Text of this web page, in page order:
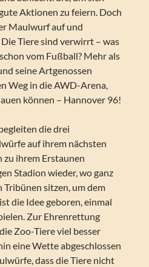
Aktionen zu feiern. Doch
Maulwurf auf und
Tiere sind verwirrt – was
vom Fußball? Mehr als
seine Artgenossen
Weg in die AWD-Arena,
können – Hannover 96!
die drei
auf ihrem nächsten
ihrem Erstaunen
Stadion wieder, wo ganz
Tribünen sitzen, um dem
die Idee geboren, einmal
Zur Ehrenrettung
Zoo-Tiere viel besser
eine Wette abgeschlossen
dass die Tiere nicht